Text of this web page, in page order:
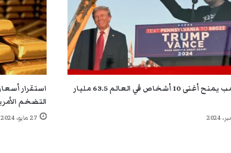
فوز ترامب يمنح أغنى 10 أشخاص في العالم 63.5 مليار
استقرار
التضخم
27 مايو، 2024